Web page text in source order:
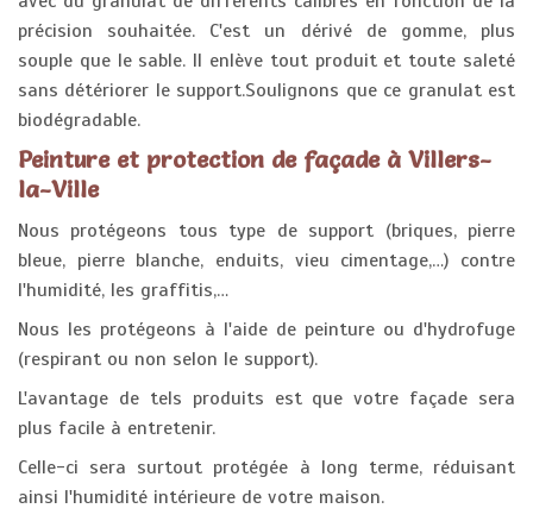
précision souhaitée. C'est un dérivé de gomme, plus
souple que le sable. Il enlève tout produit et toute saleté
sans détériorer le support.Soulignons que ce granulat est
biodégradable.
Peinture et protection de façade à Villers-
la-Ville
Nous protégeons tous type de support (briques, pierre
bleue, pierre blanche, enduits, vieu cimentage,…) contre
l'humidité, les graffitis,…
Nous les protégeons à l'aide de peinture ou d'hydrofuge
(respirant ou non selon le support).
L'avantage de tels produits est que votre façade sera
plus facile à entretenir.
Celle-ci sera surtout protégée à long terme, réduisant
ainsi l'humidité intérieure de votre maison.